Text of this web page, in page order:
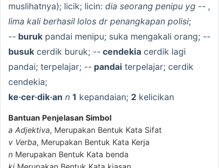
muslihatnya); licik; licin: dia seorang penipu yg -- ,
lima kali berhasil lolos dr penangkapan polisi;
-- buruk pandai menipu; suka mengakali orang; --
busuk cerdik buruk; -- cendekia cerdik lagi
pandai; terpelajar; -- pandai terpelajar; cerdik
cendekia;
ke·cer·dik·an n 1 kepandaian; 2 kelicikan
Bantuan Penjelasan Simbol
a Adjektiva, Merupakan Bentuk Kata Sifat
v Verba, Merupakan Bentuk Kata Kerja
n Merupakan Bentuk Kata benda